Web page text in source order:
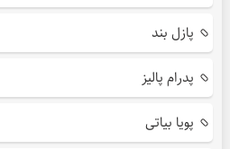
پازل بند
پدرام پالیز
پویا بیاتی